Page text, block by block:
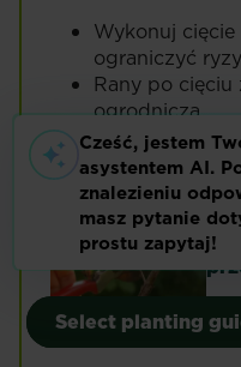
Uprawa własnych
Warzywa
Rośliny ozdobne
Select planting
Uprawa własnych
Warzywa
Rośliny ozdobne
Select planting
Wykonuj
ograniczyć
Rany po cięciu
ogrodniczą.
• Narzędzia
drzewie.